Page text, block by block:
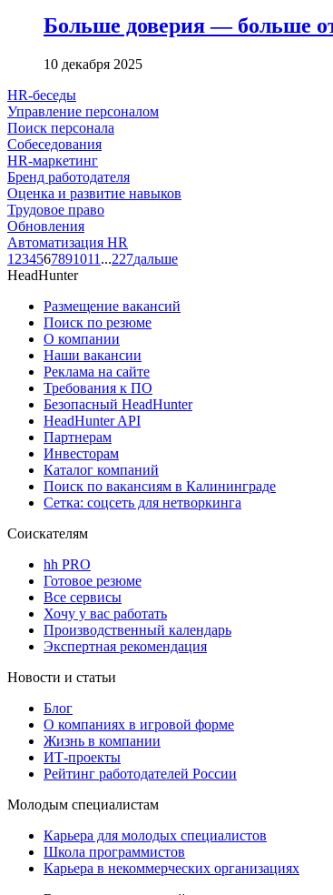
Больше доверия — больше
10 декабря 2025
HR-беседы
Управление персоналом
Поиск персонала
Собеседования
HR-маркетинг
Бренд работодателя
Оценка и развитие навыков
Трудовое право
Обновления
Автоматизация HR
1 234567891011 ...227дальше
HeadHunter
Размещение вакансий
Поиск по резюме
О компании
Наши вакансии
Реклама на сайте
Требования к ПО
Безопасный HeadHunter
HeadHunter API
Партнерам
Инвесторам
Каталог компаний
Поиск по вакансиям в Калининграде
Сетка: соцсеть для нетворкинга
Соискателям
hh PRO
Готовое резюме
Все сервисы
Хочу у вас работать
Производственный календарь
Экспертная рекомендация
Новости и статьи
Блог
О компаниях в игровой форме
Жизнь в компании
ИТ-проекты
Рейтинг работодателей России
Молодым специалистам
Карьера для молодых специалистов
Школа программистов
Карьера в некоммерческих организациях